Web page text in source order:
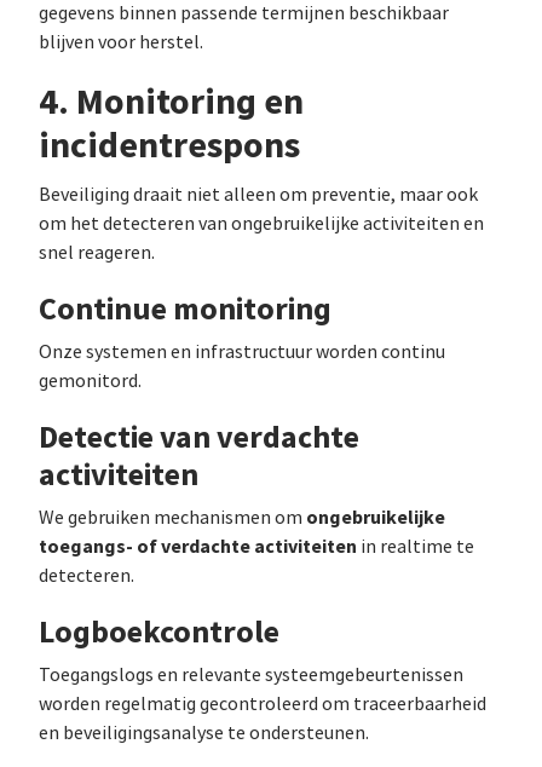
gegevens binnen passende termijnen beschikbaar
blijven voor herstel.
4. Monitoring en
incidentrespons
Beveiliging draait niet alleen om preventie, maar ook
om het detecteren van ongebruikelijke activiteiten en
snel reageren.
Continue monitoring
Onze systemen en infrastructuur worden continu
gemonitord.
Detectie van verdachte
activiteiten
We gebruiken mechanismen om ongebruikelijke
toegangs- of verdachte activiteiten in realtime te
detecteren.
Logboekcontrole
Toegangslogs en relevante systeemgebeurtenissen
worden regelmatig gecontroleerd om traceerbaarheid
en beveiligingsanalyse te ondersteunen.